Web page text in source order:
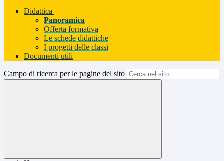
Didattica
Panoramica
Offerta formativa
Le schede didattiche
I progetti delle classi
Documenti utili
Campo di ricerca per le pagine del sito